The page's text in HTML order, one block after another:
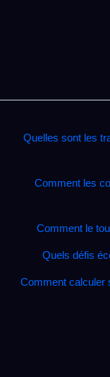
Quelles sont les
Comment les
Comment le
Quels défis
Comment calculer